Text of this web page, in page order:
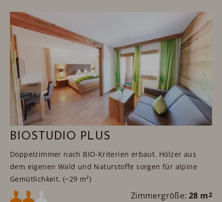
BIOSTUDIO PLUS
Doppelzimmer nach BIO-Kriterien erbaut. Hölzer aus
dem eigenen Wald und Naturstoffe sorgen für alpine
Gemütlichkeit. (~29 m²)
Mindestbelegung: Zimmergröße: 28 m2